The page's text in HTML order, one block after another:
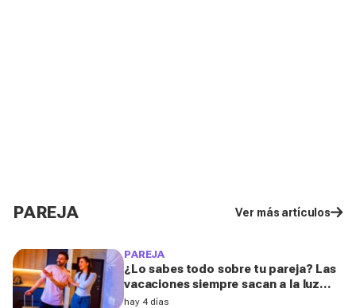
PAREJA Ver más artículos
PAREJA
¿Lo sabes todo sobre tu pareja? Las
vacaciones siempre sacan a la luz
estas cinco facetas ocultas, según
hay 4 días